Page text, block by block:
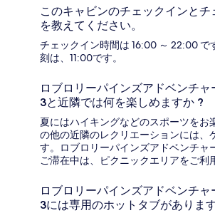
このキャビンのチェックインとチ
を教えてください。
チェックイン時間は 16:00 ～ 22:00 で
刻は、11:00です。
ロブロリーパインズアドベンチャ
3と近隣では何を楽しめますか ?
夏にはハイキングなどのスポーツをお
の他の近隣のレクリエーションには、
す。ロブロリーパインズアドベンチャ
ご滞在中は、ピクニックエリアをご利
ロブロリーパインズアドベンチャ
3には専用のホットタブがありま